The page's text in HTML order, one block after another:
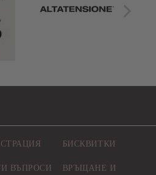
ВЪПРОСИ
БИСКВИТКИ
ВРЪЩАНЕ И